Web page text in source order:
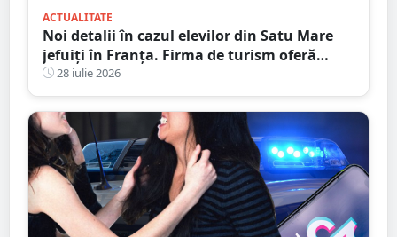
ACTUALITATE
Noi detalii în cazul elevilor din Satu Mare
jefuiți în Franța. Firma de turism oferă
explicații
28 iulie 2026